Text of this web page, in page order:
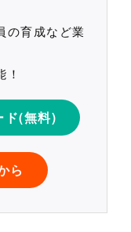
の育成など業
ド(無料)
ら